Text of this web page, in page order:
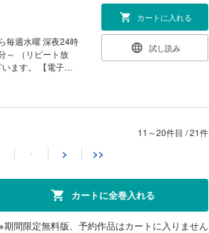
けをしたりと、リ
毎週水曜 深夜24時
電子書
の強制参加型草む
カートに入れる
試し読み
週水曜 深夜24時
電子書
スとあの人物との
、普段と変わら
カートに入れる
11～20件目 /21件
・ > >>
カートに全巻入れる
期間限定無料版、予約作品はカートに入りません